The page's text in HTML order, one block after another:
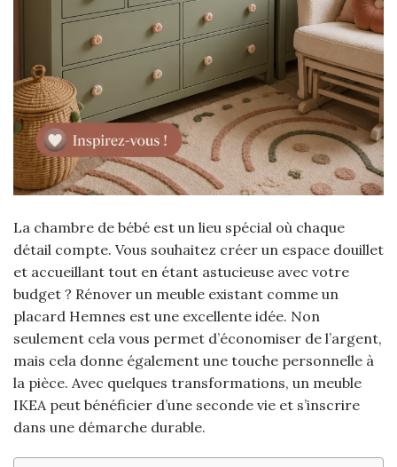
La chambre de bébé est un lieu spécial où chaque
détail compte. Vous souhaitez créer un espace douillet
et accueillant tout en étant astucieuse avec votre
budget ? Rénover un meuble existant comme un
placard Hemnes est une excellente idée. Non
seulement cela vous permet d’économiser de l’argent,
mais cela donne également une touche personnelle à
la pièce. Avec quelques transformations, un meuble
IKEA peut bénéficier d’une seconde vie et s’inscrire
dans une démarche durable.